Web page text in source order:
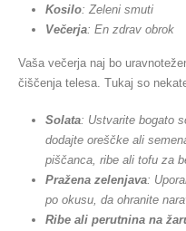
Kosilo: Zeleni smuti
Večerja: En zdrav obrok
Vaša večerja naj bo
čiščenja telesa. Tukaj so
Solata: Ustvarite bogato
dodajte oreščke ali
piščanca, ribe ali tofu za
Pražena zelenjava:
po okusu, da ohranite
Ribe ali perutnina na